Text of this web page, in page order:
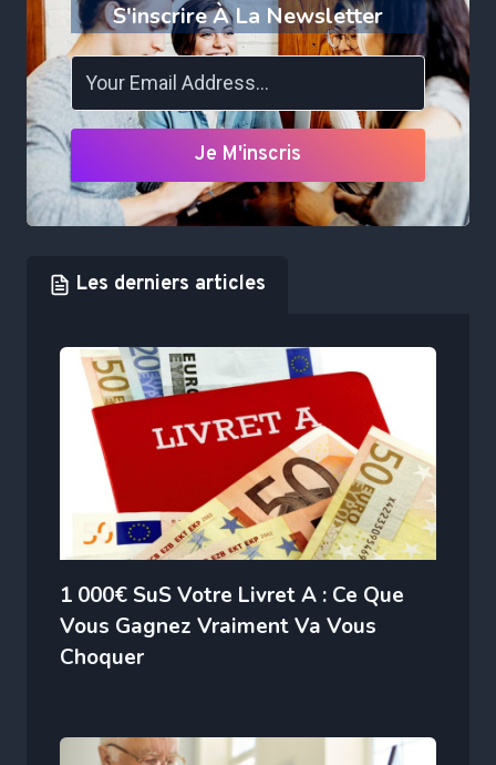
S'inscrire À La Newsletter
Je M'inscris
Les derniers articles
1 000€ SuS Votre Livret A : Ce Que
Vous Gagnez Vraiment Va Vous
Choquer